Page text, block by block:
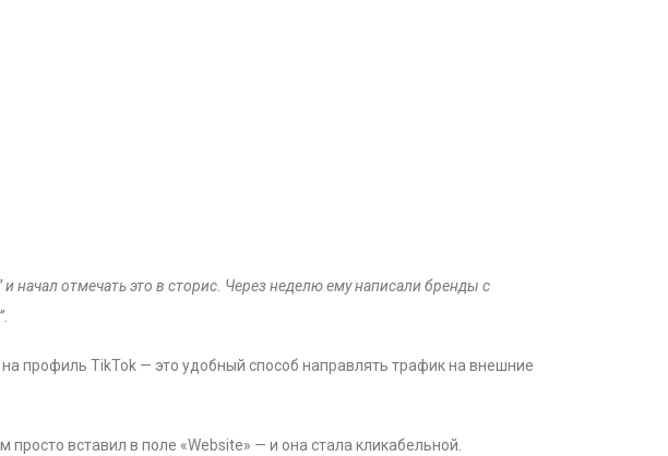
отмечать это в сторис. Через неделю ему написали бренды с
профиль TikTok — это удобный способ направлять трафик на внешние
вставил в поле «Website» — и она стала кликабельной.